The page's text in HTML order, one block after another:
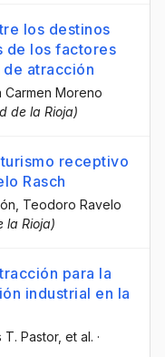
los destinos
de los factores
atracción
Carmen Moreno
de la Rioja)
receptivo
Rasch
, Teodoro Ravelo
la Rioja)
para la
industrial en la
T. Pastor, et al. ·